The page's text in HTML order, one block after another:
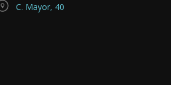
C. Mayor, 40